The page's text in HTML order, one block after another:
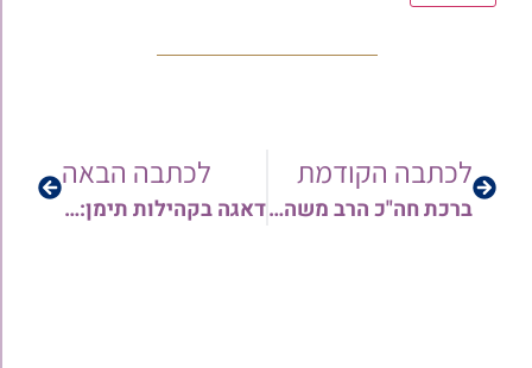
לכתבה הקודמת
ברכת חה"כ הרב משה אבוטבול לקו המאורות מרכז התוכן וההלכה ליהדות תימן • צפו
לכתבה הבאה
דאגה בקהילות תימן: מרן הגאון הרב פנחס קורח ומרן הגאון הרב יפת טיירי שליט"א שנדבקו בנגיף הקורונה בשבוע האחרון • לקיים בנו חכמי ישראל